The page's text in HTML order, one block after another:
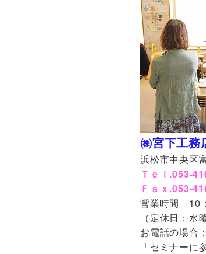
㈱宮下工務
浜松市中央区
Ｔｅｌ.053-
Ｆａｘ.053-
営業時間 10
（定休日：水
お電話の場
「セミナーに